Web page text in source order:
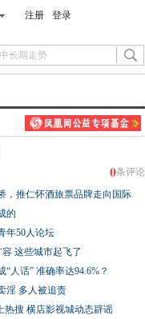
注册 登录
0条评论
，推仁怀酒旅票品牌走向国际
的
年50人论坛
这些城市起飞了
人话” 准确率达94.6%？
淫 多人被追责
热搜 横店影视城动态辟谣